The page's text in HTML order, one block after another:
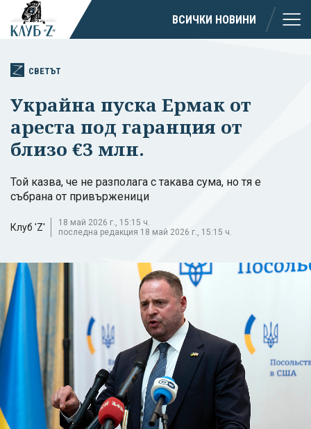
ВСИЧКИ НОВИНИ
СВЕТЪТ
Украйна пуска Ермак от
ареста под гаранция от
близо €3 млн.
Той казва, че не разполага с такава сума, но тя е
събрана от привърженици
Клуб 'Z'
18 май 2026 г., 15:15 ч.
последна редакция 18 май 2026 г., 15:15 ч.